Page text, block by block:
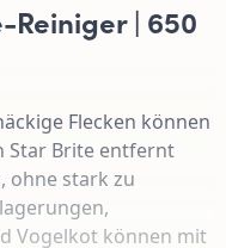
Reiniger | 650
Flecken können
Star Brite entfernt
ohne stark zu
Vogelkot können mit